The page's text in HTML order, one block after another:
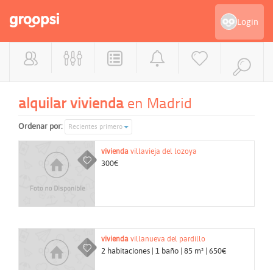
Login
alquilar vivienda en Madrid
Ordenar por: Recientes primero
vivienda villavieja del lozoya
300€
vivienda villanueva del pardillo
2 habitaciones | 1 baño | 85 m² | 650€